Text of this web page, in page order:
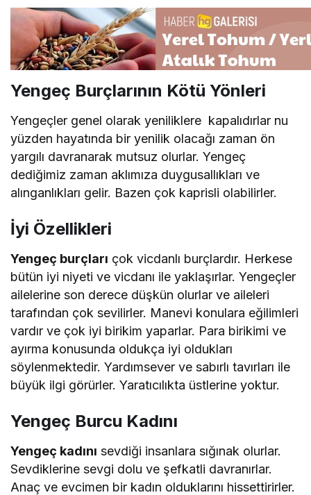
Yengeç Burçlarının Kötü Yönleri
Yengeçler genel olarak yeniliklere kapalıdırlar nu
yüzden hayatında bir yenilik olacağı zaman ön
yargılı davranarak mutsuz olurlar. Yengeç
dediğimiz zaman aklımıza duygusallıkları ve
alınganlıkları gelir. Bazen çok kaprisli olabilirler.
İyi Özellikleri
Yengeç burçları çok vicdanlı burçlardır. Herkese
bütün iyi niyeti ve vicdanı ile yaklaşırlar. Yengeçler
ailelerine son derece düşkün olurlar ve aileleri
tarafından çok sevilirler. Manevi konulara eğilimleri
vardır ve çok iyi birikim yaparlar. Para birikimi ve
ayırma konusunda oldukça iyi oldukları
söylenmektedir. Yardımsever ve sabırlı tavırları ile
büyük ilgi görürler. Yaratıcılıkta üstlerine yoktur.
Yengeç Burcu Kadını
Yengeç kadını sevdiği insanlara sığınak olurlar.
Sevdiklerine sevgi dolu ve şefkatli davranırlar.
Anaç ve evcimen bir kadın olduklarını hissettirirler.